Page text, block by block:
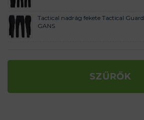
Tactical nadrág fekete Tactical Guard
GANS
SZŰRŐK